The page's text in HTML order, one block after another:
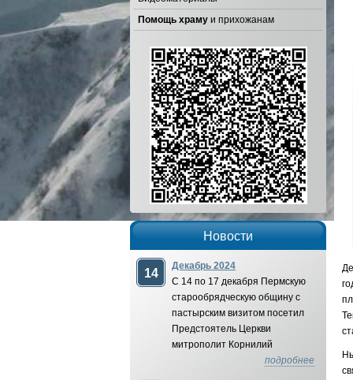
Помощь храму и прихожанам
Новости
14
Декабрь 2024
С 14 по 17 декабря Пермскую
старообрядческую общину с
пастырским визитом посетил
Предстоятель Церкви
митрополит Корнилий
подробнее